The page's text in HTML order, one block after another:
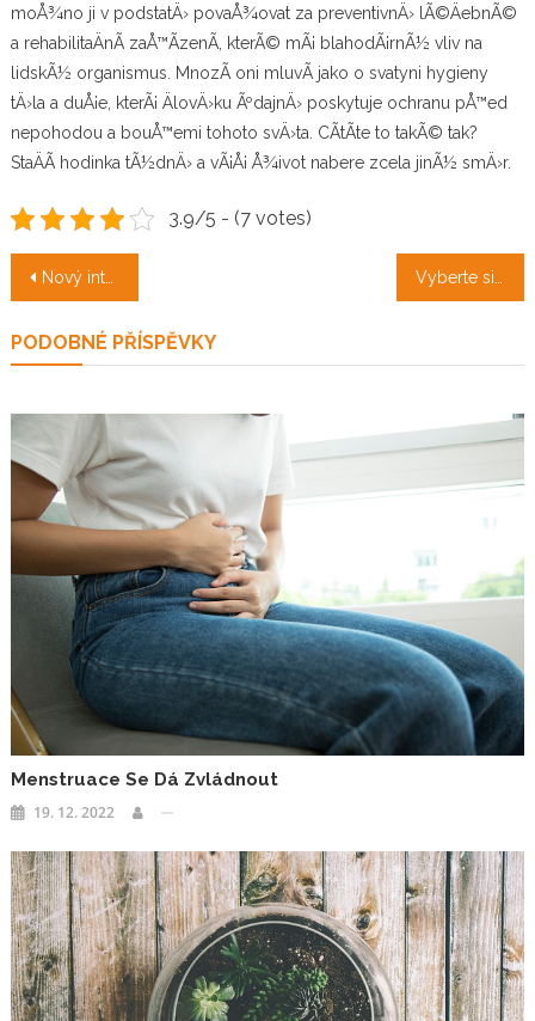
moÅ¾no ji v podstatÄ› povaÅ¾ovat za preventivnÄ› lÃ©ÄebnÃ©
a rehabilitaÄnÃ­ zaÅ™Ã­zenÃ­, kterÃ© mÃ¡ blahodÃ¡rnÃ½ vliv na
lidskÃ½ organismus. MnozÃ­ oni mluvÃ­ jako o svatyni hygieny
tÄ›la a duÅ¡e, kterÃ¡ ÄlovÄ›ku ÃºdajnÄ› poskytuje ochranu pÅ™ed
nepohodou a bouÅ™emi tohoto svÄ›ta. CÃ­tÃ­te to takÃ© tak?
StaÄÃ­ hodinka tÃ½dnÄ› a vÃ¡Å¡ Å¾ivot nabere zcela jinÃ½ smÄ›r.
3.9/5 - (7 votes)
Navigace
příspěvek
Nový interiér
PODOBNÉ PŘÍSPĚVKY
Menstruace Se Dá Zvládnout
19. 12. 2022